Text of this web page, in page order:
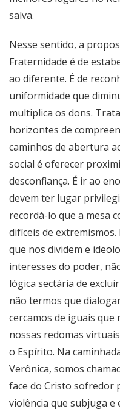
salva.
Nesse sentido, a
Fraternidade é de
ao diferente. É de
uniformidade que
multiplica os dons.
horizontes de
caminhos de abertura
social é oferecer
desconfiança. É ir ao
devem ter lugar
recordá-lo que a mesa
difíceis de
que nos dividem e
interesses do poder,
lógica sectária de
não termos que
cercamos de iguais
nossas redomas
o Espírito. Na
Verônica, somos
face do Cristo sofredor
violência que subjuga e